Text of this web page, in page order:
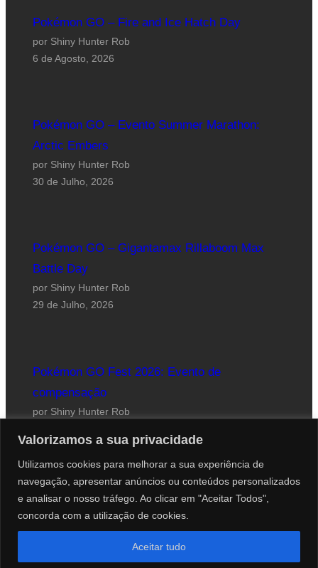
Valorizamos a sua privacidade
Utilizamos cookies para melhorar a sua experiência de
navegação, apresentar anúncios ou conteúdos personalizados
e analisar o nosso tráfego. Ao clicar em "Aceitar Todos",
concorda com a utilização de cookies.
Aceitar tudo
Pokémon GO – Fire and Ice Hatch Day
por Shiny Hunter Rob
6 de Agosto, 2026
Pokémon GO – Evento Summer Marathon:
Arctic Embers
por Shiny Hunter Rob
30 de Julho, 2026
Pokémon GO – Gigantamax Rillaboom Max
Battle Day
por Shiny Hunter Rob
29 de Julho, 2026
Pokémon GO Fest 2026: Evento de
compensação
por Shiny Hunter Rob
Website desenhado por Roberto Coutinho